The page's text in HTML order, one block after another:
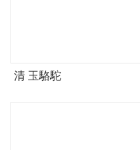
清 玉駱駝